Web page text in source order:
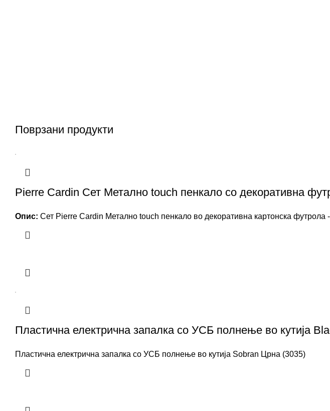
Поврзани продукти
Pierre Cardin Сет Метално touch пенкало со декоративна
Опис: Сет Pierre Cardin Метално touch пенкало во декоративна картонска
Пластична електрична запалка со УСБ полнење во кутија
Пластична електрична запалка со УСБ полнење во кутија Sobran Црна (3035)